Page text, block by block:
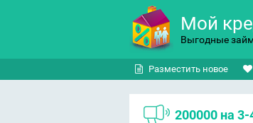
Мой
Выгодные
Разместить новое
200000 на